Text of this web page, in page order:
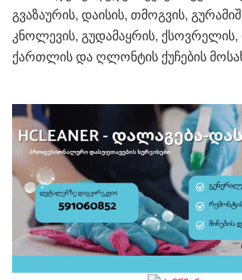
გვაზაურის, დაისის, თმოგვის,
კნოლევის, გუდამაყრის,
ქართლის და ღლონტის ქუჩების